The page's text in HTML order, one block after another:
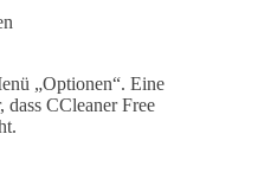
„Optionen“. Eine
CCleaner Free